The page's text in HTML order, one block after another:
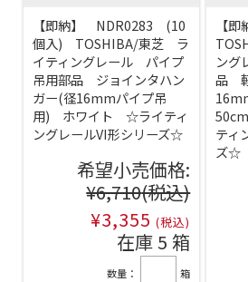
【即納】 NDR0283 (10
個入) TOSHIBA/東芝 ラ
イティングレール パイプ
吊用部品 ジョインタハン
ガー(径16mmパイプ吊
用) ホワイト ☆ライティ
ングレールVI形シリーズ☆
希望小売価格:
¥6,710(税込)
¥3,355 (税込)
在庫 5 箱
数量： 箱
【
ング
品
ティ
ズ☆